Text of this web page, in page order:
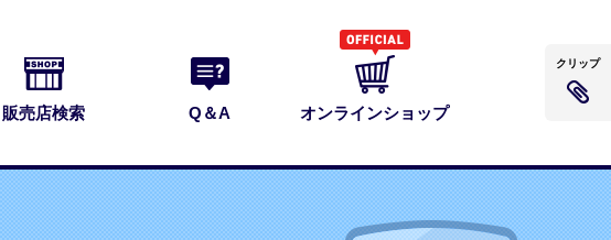
販売店検索 Q＆A オンラインショップ
クリップ